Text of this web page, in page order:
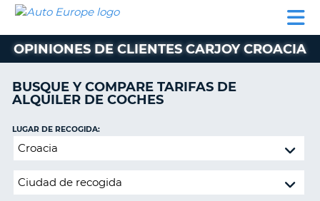
ALQUILER
COCHES
ALQUILER DE
AUTOCARAVANAS
AUTO
EUROPE
ALQUILER
COCHES
ALQUILER
DE
AUTOCARAVANAS
AYUDA
CUENTA
OPINIONES DE CLIENTES CARJOY CROACIA
BUSQUE Y COMPARE TARIFAS DE
ALQUILER DE COCHES
Devolución
una
LUGAR DE RECOGIDA: